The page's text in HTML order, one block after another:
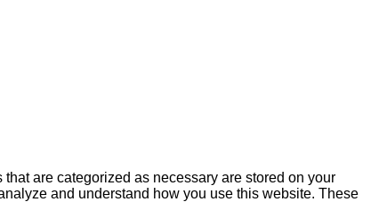
are categorized as necessary are stored on your
and understand how you use this website. These